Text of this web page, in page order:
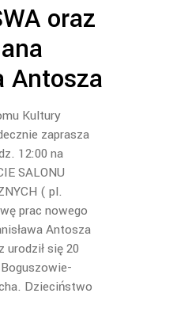
oraz
Antosza
Kultury
zaprasza
12:00 na
SALONU
( pl.
prac nowego
Antosza
urodził się 20
Dzieciństwo